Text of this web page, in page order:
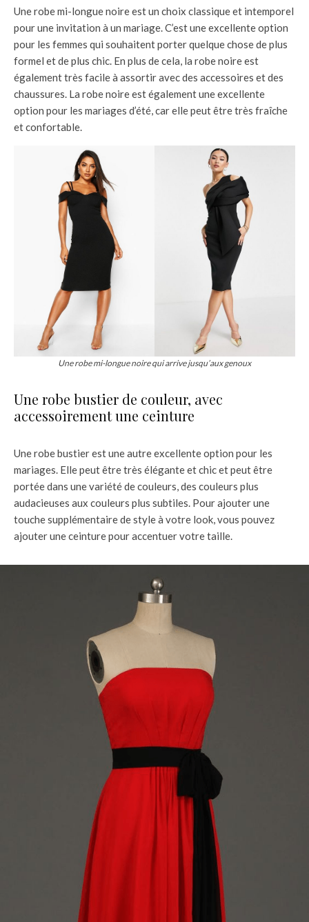
Une robe mi-longue noire est un choix classique et intemporel
pour une invitation à un mariage. C’est une excellente option
pour les femmes qui souhaitent porter quelque chose de plus
formel et de plus chic. En plus de cela, la robe noire est
également très facile à assortir avec des accessoires et des
chaussures. La robe noire est également une excellente
option pour les mariages d’été, car elle peut être très fraîche
et confortable.
Une robe mi-longue noire qui arrive jusqu’aux genoux
Une robe bustier de couleur, avec
accessoirement une ceinture
Une robe bustier est une autre excellente option pour les
mariages. Elle peut être très élégante et chic et peut être
portée dans une variété de couleurs, des couleurs plus
audacieuses aux couleurs plus subtiles. Pour ajouter une
touche supplémentaire de style à votre look, vous pouvez
ajouter une ceinture pour accentuer votre taille.